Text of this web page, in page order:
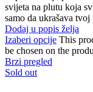
svijeta na plutu koja
samo da ukrašava
Dodaj u popis želja
Izaberi opcije This
be chosen on the
Brzi pregled
Sold out